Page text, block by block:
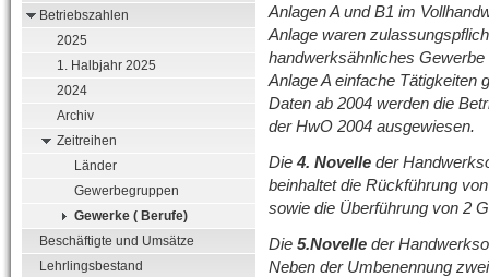
Anlagen A und B1 im
Anlage waren
handwerksähnliches
Anlage A einfache Tätigkeiten
Daten ab 2004 werden die
der HwO 2004 ausgewiesen.
Die 4. Novelleder
beinhaltet die Rückführung
sowie die Überführung von 2
Die 5.Novelleder
Neben der Umbenennung
Betriebszahlen
2025
1. Halbjahr 2025
2024
Archiv
Zeitreihen
Länder
Gewerbegruppen
Gewerke ( Berufe)
Beschäftigte und Umsätze
Lehrlingsbestand